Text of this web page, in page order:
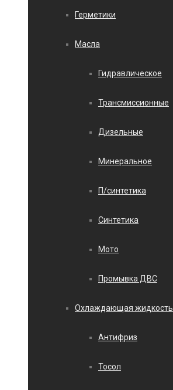
Герметики
Масла
Гидравлическое
Трансмиссионные
Дизельные
Минеральное
П/синтетика
Синтетика
Мото
Промывка ДВС
Охлаждающая жидкость
Антифриз
Тосол